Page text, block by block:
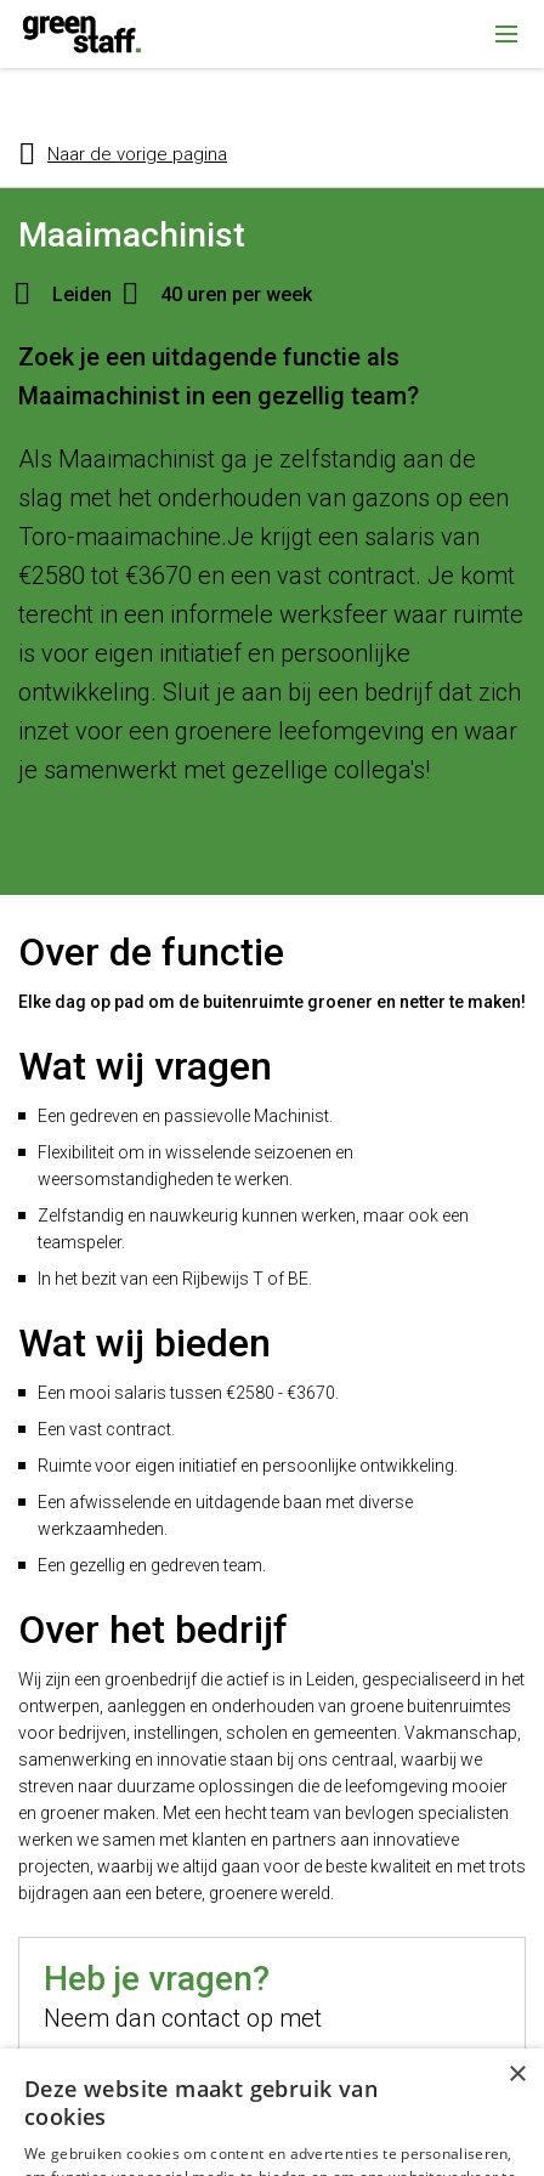
{ "@context": "https://schema.org", "@type": "Organization", "name":
""Greenstaff, "url": "https://www.greenstaff.nl", "logo": "" }
Naar de vorige pagina
Maaimachinist
Leiden 40 uren per week
Zoek je een uitdagende functie als
Maaimachinist in een gezellig team?
Als Maaimachinist ga je zelfstandig aan de
slag met het onderhouden van gazons op een
Toro-maaimachine.Je krijgt een salaris van
€2580 tot €3670 en een vast contract. Je komt
terecht in een informele werksfeer waar ruimte
is voor eigen initiatief en persoonlijke
ontwikkeling. Sluit je aan bij een bedrijf dat zich
inzet voor een groenere leefomgeving en waar
je samenwerkt met gezellige collega's!
Over de functie
Elke dag op pad om de buitenruimte groener en netter te maken!
Wat wij vragen
Een gedreven en passievolle Machinist.
Flexibiliteit om in wisselende seizoenen en
weersomstandigheden te werken.
Zelfstandig en nauwkeurig kunnen werken, maar ook een
teamspeler.
In het bezit van een Rijbewijs T of BE.
Wat wij bieden
Een mooi salaris tussen €2580 - €3670.
Een vast contract.
Ruimte voor eigen initiatief en persoonlijke ontwikkeling.
Een afwisselende en uitdagende baan met diverse
werkzaamheden.
Een gezellig en gedreven team.
Over het bedrijf
Wij zijn een groenbedrijf die actief is in Leiden, gespecialiseerd in het
ontwerpen, aanleggen en onderhouden van groene buitenruimtes
voor bedrijven, instellingen, scholen en gemeenten. Vakmanschap,
samenwerking en innovatie staan bij ons centraal, waarbij we
streven naar duurzame oplossingen die de leefomgeving mooier
en groener maken. Met een hecht team van bevlogen specialisten
werken we samen met klanten en partners aan innovatieve
projecten, waarbij we altijd gaan voor de beste kwaliteit en met trots
bijdragen aan een betere, groenere wereld.
Heb je vragen?
Neem dan contact op met
Hugo Jelier
Bel mij
Stuur mij een email
×
Deze website maakt gebruik van
cookies
We gebruiken cookies om content en advertenties te personaliseren,